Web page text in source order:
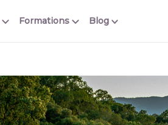
Blog
Formations